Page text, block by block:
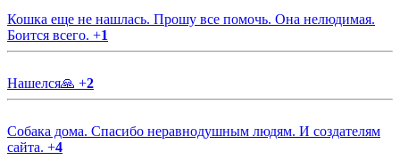
Кошка еще не нашлась. Прошу все помочь. Она нелюдимая.
Боится всего. +1
Нашелся🙏 +2
Собака дома. Спасибо неравнодушным людям. И создателям
сайта. +4